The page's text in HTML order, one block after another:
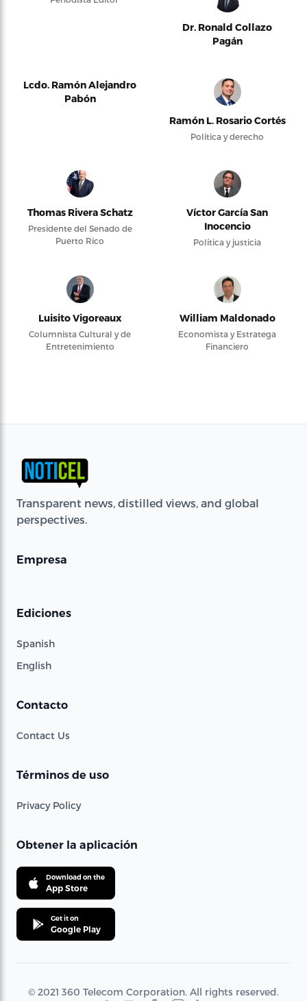
Dr. Ronald Collazo
Pagán
Lcdo. Ramón Alejandro
Pabón
Ramón L. Rosario Cortés
Política y derecho
Thomas Rivera Schatz
Presidente del Senado de
Puerto Rico
Víctor García San
Inocencio
Política y justicia
Luisito Vigoreaux
Columnista Cultural y de
Entretenimiento
William Maldonado
Economista y Estratega
Financiero
Transparent news, distilled views, and global
perspectives.
Empresa
Ediciones
Spanish
English
Contacto
Contact Us
Términos de uso
Privacy Policy
Obtener la aplicación
Download on the
App Store
Get it on
Google Play
© 2021 360 Telecom Corporation. All rights reserved.